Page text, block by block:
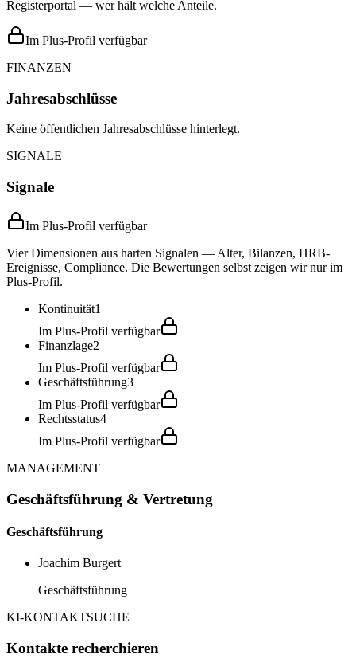
Registerportal — wer hält welche Anteile.
Im Plus-Profil verfügbar
FINANZEN
Jahresabschlüsse
Keine öffentlichen Jahresabschlüsse hinterlegt.
SIGNALE
Signale
Im Plus-Profil verfügbar
Vier Dimensionen aus harten Signalen — Alter, Bilanzen, HRB-
Ereignisse, Compliance. Die Bewertungen selbst zeigen wir nur im
Plus-Profil.
Kontinuität1
Im Plus-Profil verfügbar
Finanzlage2
Im Plus-Profil verfügbar
Geschäftsführung3
Im Plus-Profil verfügbar
Rechtsstatus4
Im Plus-Profil verfügbar
MANAGEMENT
Geschäftsführung & Vertretung
Geschäftsführung
Joachim Burgert
Geschäftsführung
KI-KONTAKTSUCHE
Kontakte recherchieren